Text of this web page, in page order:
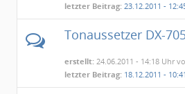
letzter Beitrag: 23.12.2011 -
Tonaussetzer DX-
erstellt: 24.06.2011 - 14:18 Uhr
letzter Beitrag: 18.12.2011 -